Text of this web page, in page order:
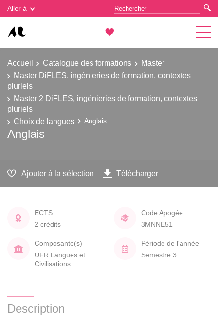
Aller à
Accueil Catalogue des formations
Master
Master DiFLES, ingénieries de formation, contextes
pluriels
Master 2 DiFLES, ingénieries de formation, contextes
pluriels
Choix de langues
Anglais
Anglais
Ajouter à la sélection Télécharger
ECTS
2 crédits
Code Apogée
3MNNE51
Composante(s)
UFR Langues et
Civilisations
Période de l'année
Semestre 3
Description
Gestion des cookies